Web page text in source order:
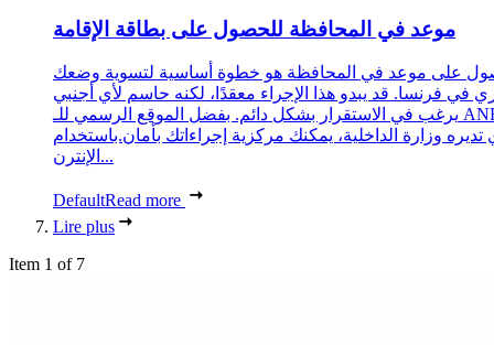
موعد في المحافظة للحصول على بطاقة الإقامة
على موعد في المحافظة هو خطوة أساسية لتسوية وضعك
في فرنسا. قد يبدو هذا الإجراء معقدًا، لكنه حاسم لأي أجنبي
يرغب في الاستقرار بشكل دائم. بفضل الموقع الرسمي للـ ANEF،
تديره وزارة الداخلية، يمكنك مركزية إجراءاتك بأمان.باستخدام
الإنترن...
DefaultRead more
Lire plus
Item 1 of 7